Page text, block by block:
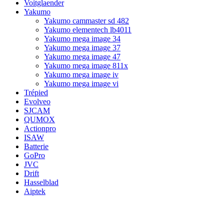
Voitglaender
Yakumo
Yakumo cammaster sd 482
Yakumo elementech lb4011
Yakumo mega image 34
Yakumo mega image 37
Yakumo mega image 47
Yakumo mega image 811x
Yakumo mega image iv
Yakumo mega image vi
Trépied
Evolveo
SJCAM
QUMOX
Actionpro
ISAW
Batterie
GoPro
JVC
Drift
Hasselblad
Aiptek